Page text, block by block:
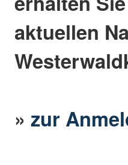
aktuellen
»zur